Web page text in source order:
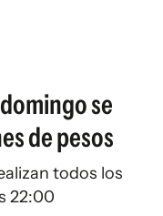
se
de pesos
todos los
22:00